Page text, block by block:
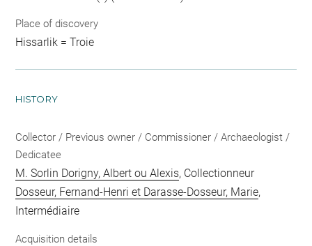
Place of discovery
Hissarlik = Troie
HISTORY
Collector / Previous owner / Commissioner / Archaeologist /
Dedicatee
M. Sorlin Dorigny, Albert ou Alexis, Collectionneur
Dosseur, Fernand-Henri et Darasse-Dosseur, Marie,
Intermédiaire
Acquisition details